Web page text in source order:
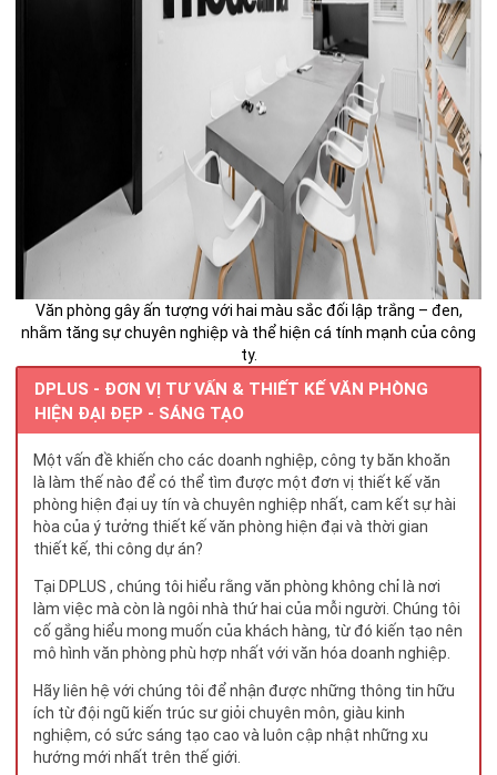
Văn phòng gây ấn tượng với hai màu sắc đối lập trắng – đen,
nhằm tăng sự chuyên nghiệp và thể hiện cá tính mạnh của công
ty.
DPLUS - ĐƠN VỊ TƯ VẤN & THIẾT KẾ VĂN PHÒNG
HIỆN ĐẠI ĐẸP - SÁNG TẠO
Một vấn đề khiến cho các doanh nghiệp, công ty băn khoăn
là làm thế nào để có thể tìm được một đơn vị thiết kế văn
phòng hiện đại uy tín và chuyên nghiệp nhất, cam kết sự hài
hòa của ý tưởng thiết kế văn phòng hiện đại và thời gian
thiết kế, thi công dự án?
Tại DPLUS , chúng tôi hiểu rằng văn phòng không chỉ là nơi
làm việc mà còn là ngôi nhà thứ hai của mỗi người. Chúng tôi
cố gắng hiểu mong muốn của khách hàng, từ đó kiến tạo nên
mô hình văn phòng phù hợp nhất với văn hóa doanh nghiệp.
Hãy liên hệ với chúng tôi để nhận được những thông tin hữu
ích từ đội ngũ kiến trúc sư giỏi chuyên môn, giàu kinh
nghiệm, có sức sáng tạo cao và luôn cập nhật những xu
hướng mới nhất trên thế giới.